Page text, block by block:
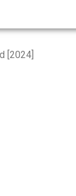
[2024]